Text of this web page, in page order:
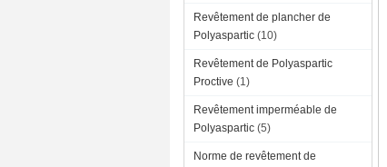
Revêtement de plancher de
Polyaspartic (10)
Revêtement de Polyaspartic
Proctive (1)
Revêtement imperméable de
Polyaspartic (5)
Norme de revêtement de